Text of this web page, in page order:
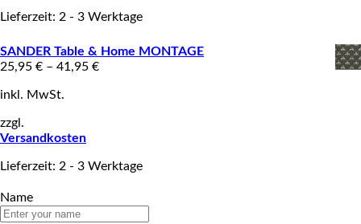
Lieferzeit: 2 - 3 Werktage
SANDER Table & Home MONTAGE
25,95 € – 41,95 €
inkl. MwSt.
zzgl.
Versandkosten
Lieferzeit: 2 - 3 Werktage
Name